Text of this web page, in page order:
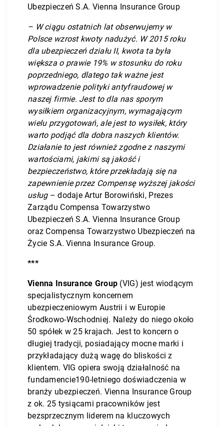
Ubezpieczeń S.A. Vienna Insurance Group
– W ciągu ostatnich lat obserwujemy w
Polsce wzrost kwoty nadużyć. W 2015 roku
dla ubezpieczeń działu II, kwota ta była
większa o prawie 19% w stosunku do roku
poprzedniego, dlatego tak ważne jest
wprowadzenie polityki antyfraudowej w
naszej firmie. Jest to dla nas sporym
wysiłkiem organizacyjnym, wymagającym
wielu przygotowań, ale jest to wysiłek, który
warto podjąć dla dobra naszych klientów.
Działanie to jest również zgodne z naszymi
wartościami, jakimi są jakość i
bezpieczeństwo, które przekładają się na
zapewnienie przez Compensę wyższej jakości
usług – dodaje Artur Borowiński, Prezes
Zarządu Compensa Towarzystwo
Ubezpieczeń S.A. Vienna Insurance Group
oraz Compensa Towarzystwo Ubezpieczeń na
Życie S.A. Vienna Insurance Group.
***
Vienna Insurance Group (VIG) jest wiodącym
specjalistycznym koncernem
ubezpieczeniowym Austrii i w Europie
Środkowo-Wschodniej. Należy do niego około
50 spółek w 25 krajach. Jest to koncern o
długiej tradycji, posiadający mocne marki i
przykładający dużą wagę do bliskości z
klientem. VIG opiera swoją działalność na
fundamencie190-letniego doświadczenia w
branży ubezpieczeń. Vienna Insurance Group
z ok. 25 tysiącami pracowników jest
bezsprzecznym liderem na kluczowych